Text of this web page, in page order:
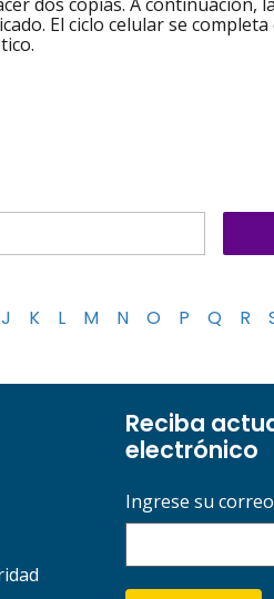
dos copias. A continuación,
El ciclo celular se
J K L M N O P Q R
Reciba
electrónico
Ingrese su